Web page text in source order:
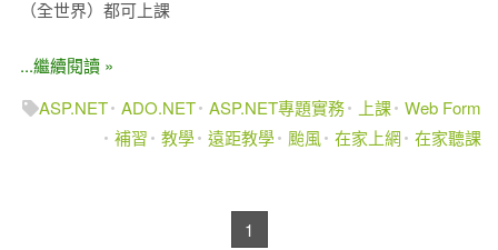
（全世界）都可上課
...繼續閱讀 »
ASP.NET ADO.NET ASP.NET專題實務 上課 Web Form
補習
教學 遠距教學 颱風 在家上網 在家聽課
1